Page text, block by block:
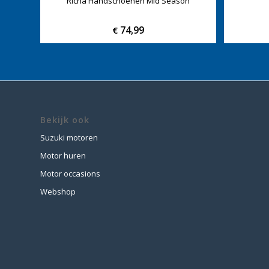
€ 74,99
Bekijk ook
Suzuki motoren
Motor huren
Motor occasions
Webshop